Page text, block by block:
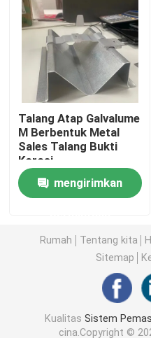
Braket Pemasangan
Klem Pemasangan
Rel Pemasangan Panel
Penjepit Tengah Panel
Penjepit Ujung Panel
Kit Sambungan Rel
Dudukan Miring Panel
Kait Atap Surya
Talang Atap Galvalume
M Berbentuk Metal
Sales Talang Bukti
Korosi
mengirimkan
Rumah Tentang kita
Sitemap
KualitasSistem
cina.Copyright ©